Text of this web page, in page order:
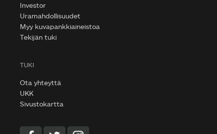
Investor
Uramahdollisuudet
Myy kuvapankkiaineistoa
Tekijän tuki
TUKI
Ota yhteyttä
UKK
Sivustokartta